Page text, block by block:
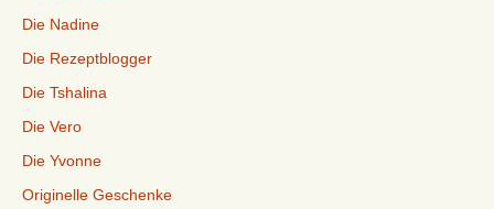
Die Nadine
Die Rezeptblogger
Die Tshalina
Die Vero
Die Yvonne
Originelle Geschenke